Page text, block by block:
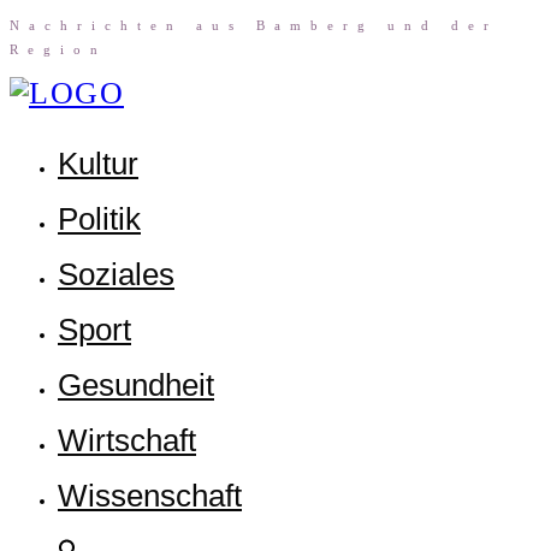
Nach­rich­ten aus Bam­berg und der
Region
Kul­tur
Poli­tik
Sozia­les
Sport
Gesund­heit
Wirt­schaft
Wis­sen­schaft